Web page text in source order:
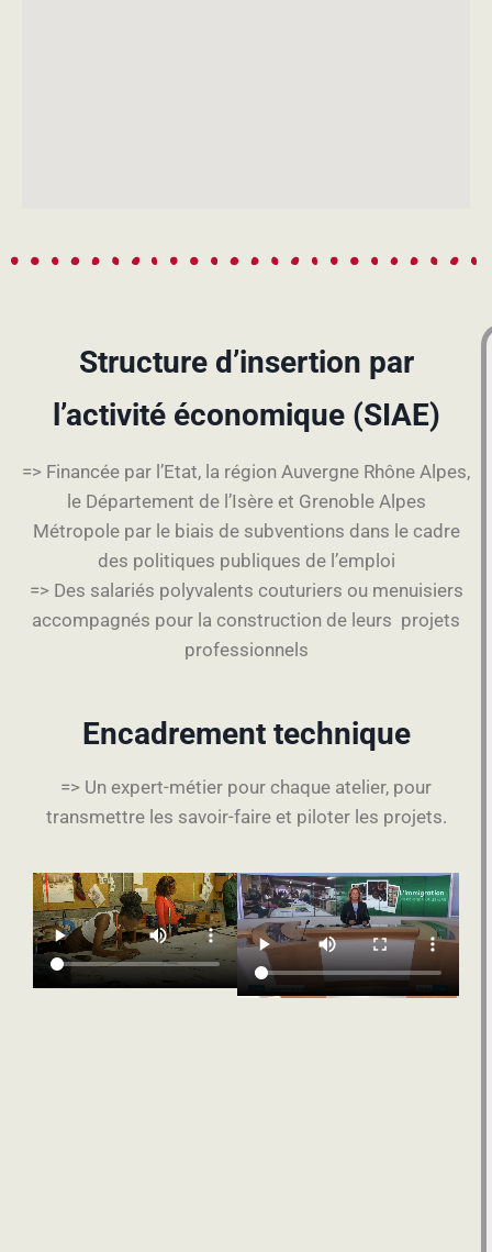
Structure d’insertion par
l’activité économique (SIAE)
=> Financée par l’Etat, la région Auvergne Rhône Alpes,
le Département de l’Isère et Grenoble Alpes
Métropole par le biais de subventions dans le cadre
des politiques publiques de l’emploi
=> Des salariés polyvalents couturiers ou menuisiers
accompagnés pour la construction de leurs projets
professionnels
Encadrement technique
=> Un expert-métier pour chaque atelier, pour
transmettre les savoir-faire et piloter les projets.